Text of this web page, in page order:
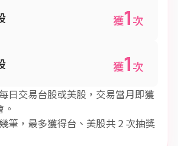
獲1次
獲1次
日交易台股或美股，交易當月即獲
筆，最多獲得台、美股共 2 次抽獎